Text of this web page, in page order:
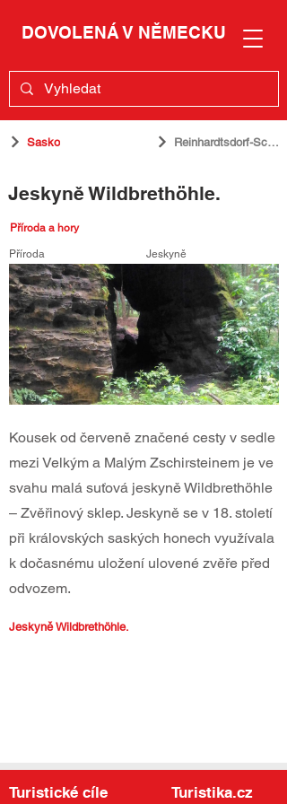
DOVOLENÁ V NĚMECKU
Sasko Reinhardtsdorf-Schöna
Jeskyně Wildbrethöhle.
Příroda a hory
Příroda Jeskyně
Kousek od červeně značené cesty v sedle
mezi Velkým a Malým Zschirsteinem je ve
svahu malá suťová jeskyně Wildbrethöhle
– Zvěřinový sklep. Jeskyně se v 18. století
při královských saských honech využívala
k dočasnému uložení ulovené zvěře před
odvozem.
Jeskyně Wildbrethöhle.
Turistické cíle Turistika.cz